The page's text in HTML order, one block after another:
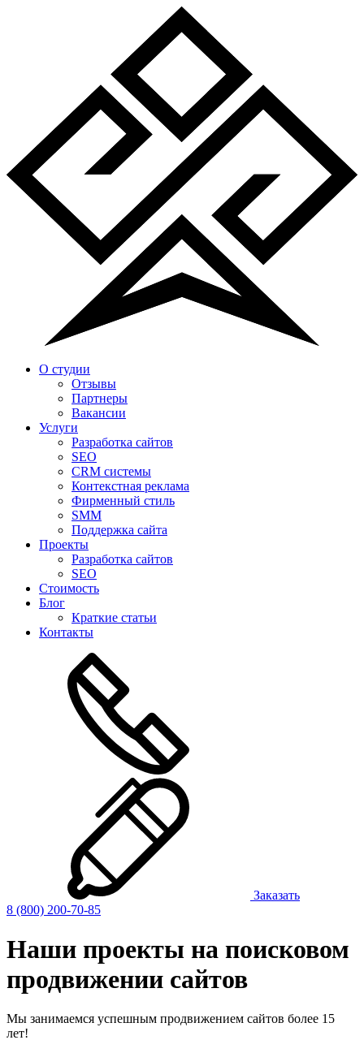
О студии
Отзывы
Партнеры
Вакансии
Услуги
Разработка сайтов
SEO
CRM системы
Контекстная реклама
Фирменный стиль
SMM
Поддержка сайта
Проекты
Разработка сайтов
SEO
Стоимость
Блог
Краткие статьи
Контакты
Заказать
8 (800) 200-70-85
Наши проекты на поисковом
продвижении сайтов
Мы занимаемся успешным продвижением сайтов более 15
лет!